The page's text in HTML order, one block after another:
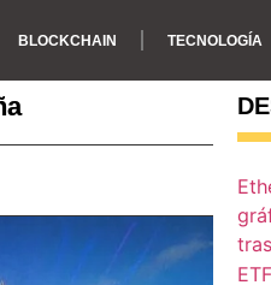
BLOCKCHAIN TECNOLOGÍA